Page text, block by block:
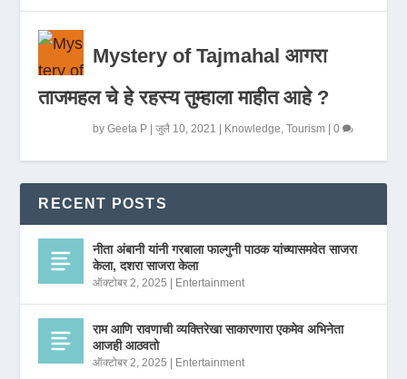
Mystery of Tajmahal आगरा
ताजमहल चे हे रहस्य तुम्हाला माहीत आहे ?
byGeeta P |जुलै 10, 2021 | Knowledge ,Tourism |0
RECENT POSTS
नीता अंबानी यांनी गरबाला फाल्गुनी पाठक यांच्यासमवेत साजरा
केला, दशरा साजरा केला
ऑक्टोबर 2, 2025 | Entertainment
राम आणि रावणाची व्यक्तिरेखा साकारणारा एकमेव अभिनेता
आजही आठवतो
ऑक्टोबर 2, 2025 | Entertainment